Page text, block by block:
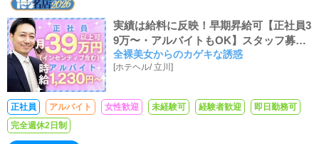
実績は給料に反映！早期昇給可【正社員3
9万〜・アルバイトもOK】スタッフ募集
中！
全裸美女からのカゲキな誘惑
[ホテヘル/ 立川]
正社員 アルバイト 女性歓迎 未経験可 経験者歓迎
即日勤務可
完全週休2日制